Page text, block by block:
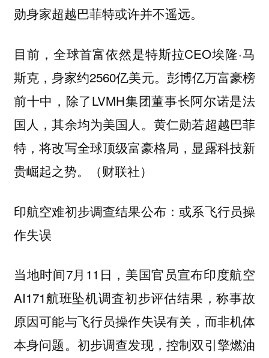
勋身家超越巴菲特或许并不遥远。
目前，全球首富依然是特斯拉CEO埃隆·马
斯克，身家约2560亿美元。彭博亿万富豪榜
前十中，除了LVMH集团董事长阿尔诺是法
国人，其余均为美国人。黄仁勋若超越巴菲
特，将改写全球顶级富豪格局，显露科技新
贵崛起之势。（财联社）
印航空难初步调查结果公布：或系飞行员操
作失误
当地时间7月11日，美国官员宣布印度航空
AI171航班坠机调査初步评估结果，称事故
原因可能与飞行员操作失误有关，而非机体
本身问题。初步调查发现，控制双引擎燃油